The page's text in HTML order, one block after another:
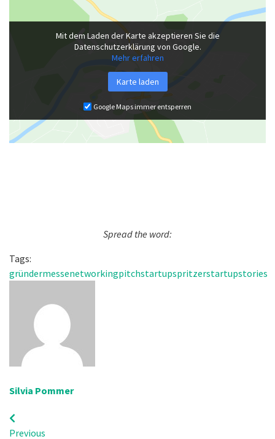
Mit dem Laden der Karte akzeptieren Sie die
Datenschutzerklärung von Google.
Mehr erfahren
Karte laden
Google Maps immer entsperren
Spread the word:
Tags:
gründermessenetworkingpitchstartupspritzerstartupstories
Silvia Pommer
Previous